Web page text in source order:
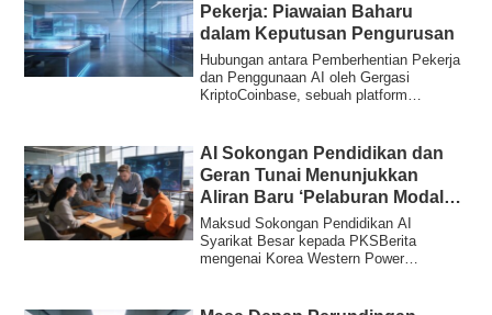
Pekerja: Piawaian Baharu
dalam Keputusan Pengurusan
Hubungan antara Pemberhentian Pekerja
dan Penggunaan AI oleh Gergasi
KriptoCoinbase, sebuah platform
AI Sokongan Pendidikan dan
Geran Tunai Menunjukkan
Aliran Baru ‘Pelaburan Modal
Insan’
Maksud Sokongan Pendidikan AI
Syarikat Besar kepada PKSBerita
mengenai Korea Western Power